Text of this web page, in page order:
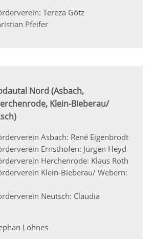
Tereza Götz
Pfeifer
Nord (Asbach,
Klein-Bieberau/
Asbach: René Eigenbrodt
Ernsthofen: Jürgen Heyd
Herchenrode: Klaus Roth
Klein-Bieberau/ Webern:
Neutsch: Claudia
Lohnes